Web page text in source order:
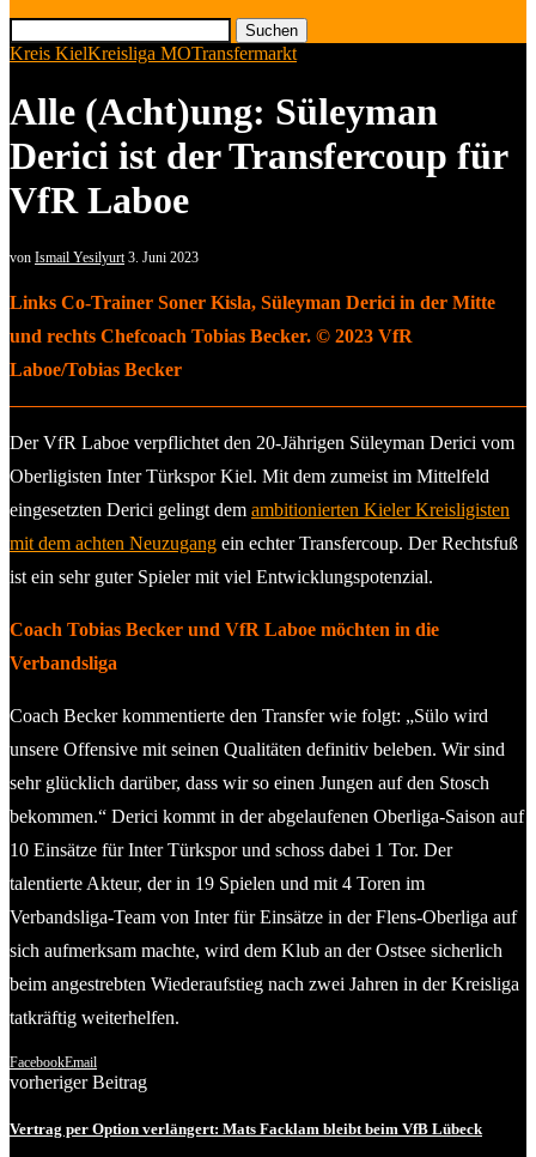
Suchen
Kreis KielKreisliga MOTransfermarkt
Alle (Acht)ung: Süleyman
Derici ist der Transfercoup für
VfR Laboe
von Ismail Yesilyurt 3. Juni 2023
Links Co-Trainer Soner Kisla, Süleyman Derici in der Mitte
und rechts Chefcoach Tobias Becker. © 2023 VfR
Laboe/Tobias Becker
Der VfR Laboe verpflichtet den 20-Jährigen Süleyman Derici vom
Oberligisten Inter Türkspor Kiel. Mit dem zumeist im Mittelfeld
eingesetzten Derici gelingt dem ambitionierten Kieler Kreisligisten
mit dem achten Neuzugang ein echter Transfercoup. Der Rechtsfuß
ist ein sehr guter Spieler mit viel Entwicklungspotenzial.
Coach Tobias Becker und VfR Laboe möchten in die
Verbandsliga
Coach Becker kommentierte den Transfer wie folgt: „Sülo wird
unsere Offensive mit seinen Qualitäten definitiv beleben. Wir sind
sehr glücklich darüber, dass wir so einen Jungen auf den Stosch
bekommen.“ Derici kommt in der abgelaufenen Oberliga-Saison auf
10 Einsätze für Inter Türkspor und schoss dabei 1 Tor. Der
talentierte Akteur, der in 19 Spielen und mit 4 Toren im
Verbandsliga-Team von Inter für Einsätze in der Flens-Oberliga auf
sich aufmerksam machte, wird dem Klub an der Ostsee sicherlich
beim angestrebten Wiederaufstieg nach zwei Jahren in der Kreisliga
tatkräftig weiterhelfen.
FacebookEmail
vorheriger Beitrag
Vertrag per Option verlängert: Mats Facklam bleibt beim VfB Lübeck